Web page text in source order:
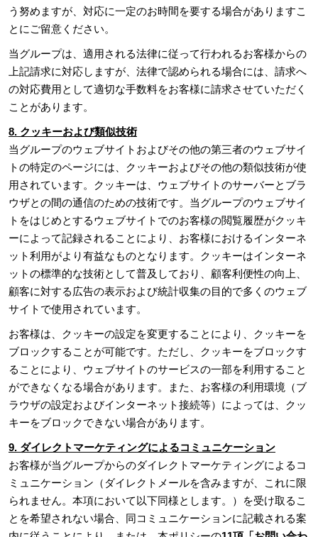
う努めますが、対応に一定のお時間を要する場合がありますこ
とにご留意ください。
当グループは、適用される法律に従って行われるお客様からの
上記請求に対応しますが、法律で認められる場合には、請求へ
の対応費用として適切な手数料をお客様に請求させていただく
ことがあります。
8. クッキーおよび類似技術
当グループのウェブサイトおよびその他の第三者のウェブサイ
トの特定のページには、クッキーおよびその他の類似技術が使
用されています。クッキーは、ウェブサイトのサーバーとブラ
ウザとの間の通信のための技術です。当グループのウェブサイ
トをはじめとするウェブサイトでのお客様の閲覧履歴がクッキ
ーによって記録されることにより、お客様におけるインターネ
ット利用がより有益なものとなります。クッキーはインターネ
ットの標準的な技術として普及しており、顧客利便性の向上、
顧客に対する広告の表示および統計収集の目的で多くのウェブ
サイトで使用されています。
お客様は、クッキーの設定を変更することにより、クッキーを
ブロックすることが可能です。ただし、クッキーをブロックす
ることにより、ウェブサイトのサービスの一部を利用すること
ができなくなる場合があります。また、お客様の利用環境（ブ
ラウザの設定およびインターネット接続等）によっては、クッ
キーをブロックできない場合があります。
9. ダイレクトマーケティングによるコミュニケーション
お客様が当グループからのダイレクトマーケティングによるコ
ミュニケーション（ダイレクトメールを含みますが、これに限
られません。本項において以下同様とします。）を受け取るこ
とを希望されない場合、同コミュニケーションに記載される案